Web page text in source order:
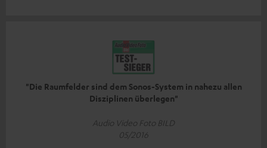
"Die Raumfelder sind dem Sonos-System in nahezu allen
Disziplinen überlegen"
Audio Video Foto BILD
05/2016